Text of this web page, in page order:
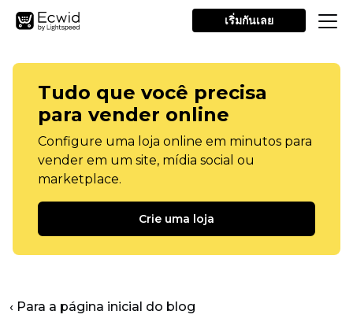
เริ่มกันเลย
Tudo que você precisa
para vender online
Configure uma loja online em minutos para
vender em um site, mídia social ou
marketplace.
Crie uma loja
‹ Para a página inicial do blog